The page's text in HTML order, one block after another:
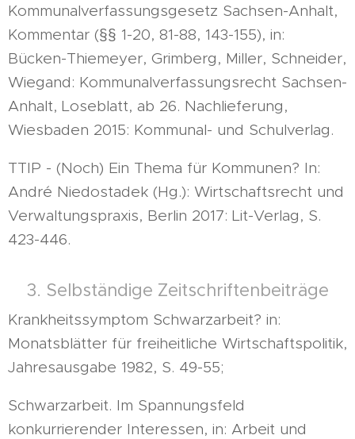
Kommunalverfassungsgesetz Sachsen-Anhalt,
Kommentar (§§ 1-20, 81-88, 143-155), in:
Bücken-Thiemeyer, Grimberg, Miller, Schneider,
Wiegand: Kommunalverfassungsrecht Sachsen-
Anhalt, Loseblatt, ab 26. Nachlieferung,
Wiesbaden 2015: Kommunal- und Schulverlag.
TTIP - (Noch) Ein Thema für Kommunen? In:
André Niedostadek (Hg.): Wirtschaftsrecht und
Verwaltungspraxis, Berlin 2017: Lit-Verlag, S.
423-446.
3. Selbständige Zeitschriftenbeiträge
Krankheitssymptom Schwarzarbeit? in:
Monatsblätter für freiheitliche Wirtschaftspolitik,
Jahresausgabe 1982, S. 49-55;
Schwarzarbeit. Im Spannungsfeld
konkurrierender Interessen, in: Arbeit und